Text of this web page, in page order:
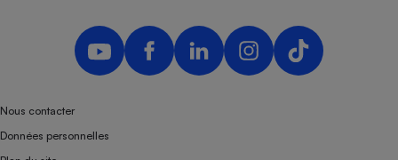
Nous contacter
Données personnelles